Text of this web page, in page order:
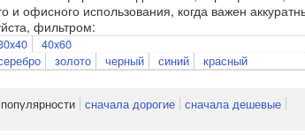
и офисного использования, когда важен
фильтром:
40x60
золото черный синий красный
популярности сначала дорогие сначала дешевые